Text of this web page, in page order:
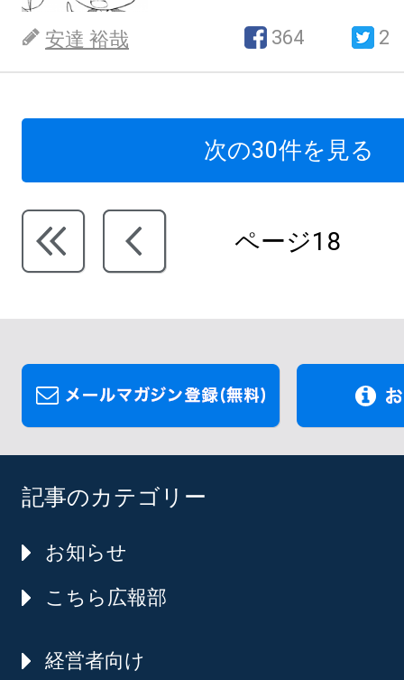
安達 裕哉 364 2
次の30件を見る
ページ18
記事のカテゴリー
お知らせ
こちら広報部
経営者向け